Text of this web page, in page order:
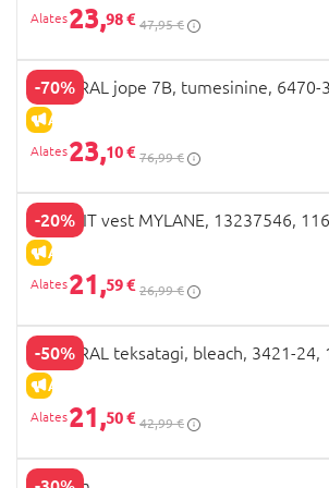
23,98 € 47,95 €
-70%
ALLAHINDLUS
MAYORAL jope 7B, tumesinine, 6470-
23,10 € 76,99 €
-20%
ALLAHINDLUS
NAME IT vest MYLANE, 13237546,
21,59 € 26,99 €
-50%
ALLAHINDLUS
MAYORAL teksatagi, bleach, 3421-24,
21,50 € 42,99 €